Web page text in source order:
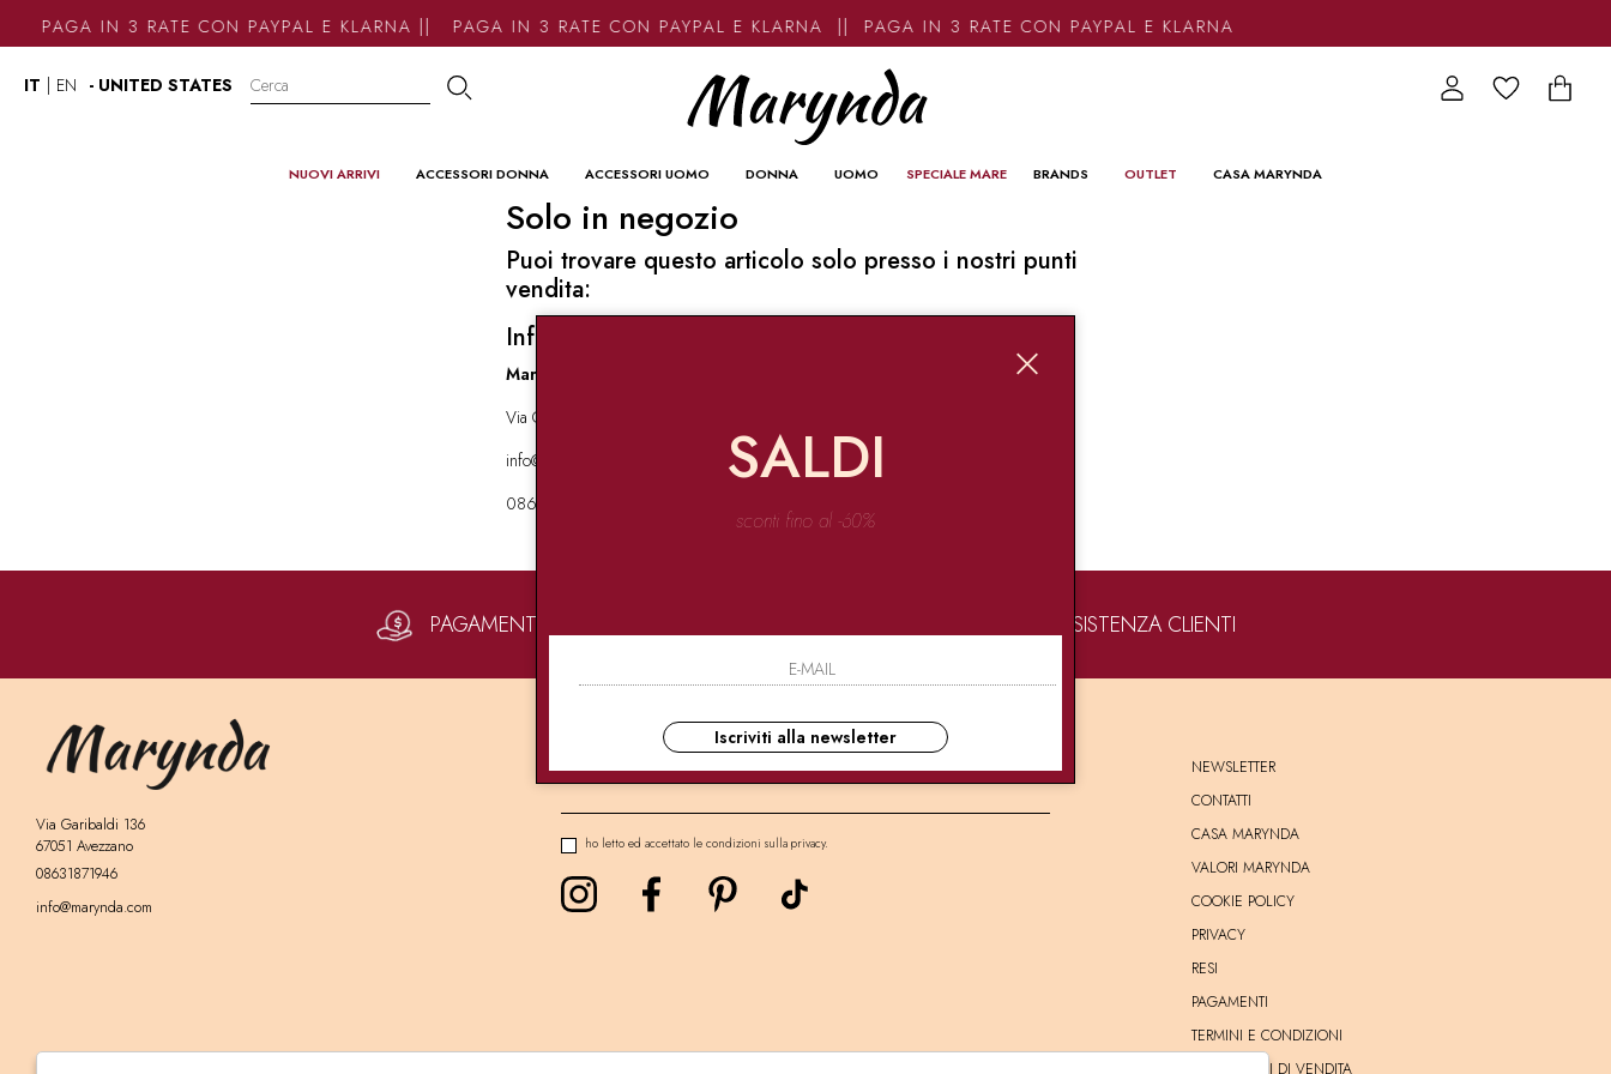
PAGA IN 3 RATE CON PAYPAL E KLARNA || PAGA IN 3 RATE CON PAYPAL E KLARNA || PAGA IN 3 RATE CON PAYPAL E KLARNA
IT EN - UNITED STATES
NUOVI ARRIVI ACCESSORI DONNA ACCESSORI UOMO DONNA UOMO SPECIALE MARE BRANDS OUTLET CASA MARYNDA
Solo in negozio
Puoi trovare questo articolo solo presso i nostri punti
vendita:
Info contatti
Marynda
Via Garibaldi 136 67051 Avezzano
info@marynda.com
08631871946
PAGAMENTI SICURI ASSISTENZA CLIENTI
Via Garibaldi 136
67051 Avezzano
08631871946
info@marynda.com
NEWSLETTER
ho letto ed accettato le condizioni sulla privacy.
NEWSLETTER
CONTATTI
CASA MARYNDA
VALORI MARYNDA
COOKIE POLICY
PRIVACY
RESI
PAGAMENTI
TERMINI E CONDIZIONI
CONDIZIONI DI VENDITA
SALDI
sconti fino al -60%
Iscriviti alla newsletter